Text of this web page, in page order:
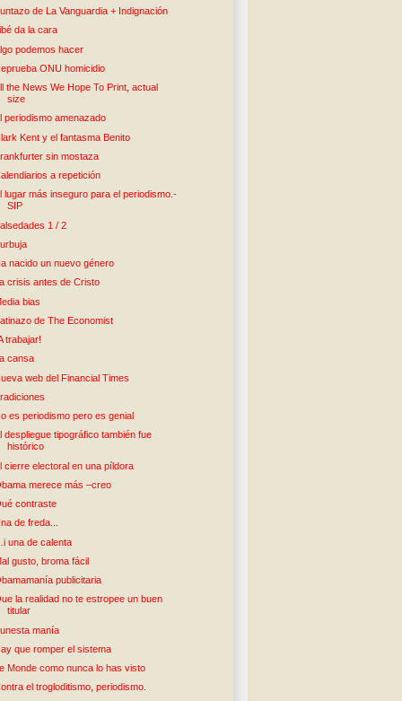
de La Vanguardia + Indignación
Libé da la cara
podemos hacer
ONU homicidio
the News We Hope To Print, actual
size
periodismo amenazado
Kent y el fantasma Benito
sin mostaza
a repetición
lugar más inseguro para el periodismo.-
SIP
1 / 2
nacido un nuevo género
La crisis antes de Cristo
bias
de The Economist
trabajar!
cansa
web del Financial Times
es periodismo pero es genial
despliegue tipográfico también fue
histórico
cierre electoral en una píldora
merece más –creo
contraste
de freda...
…i una de calenta
gusto, broma fácil
publicitaria
la realidad no te estropee un buen
titular
manía
que romper el sistema
Monde como nunca lo has visto
el trogloditismo, periodismo.